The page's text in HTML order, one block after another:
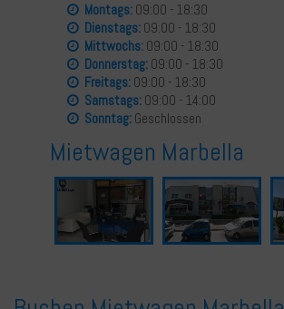
Montags: 09:00 - 18:30
Dienstags: 09:00 - 18:30
Mittwochs: 09:00 - 18:30
Donnerstag: 09:00 - 18:30
Freitags: 09:00 - 18:30
Samstags: 09:00 - 14:00
Sonntag: Geschlossen
Mietwagen Marbella